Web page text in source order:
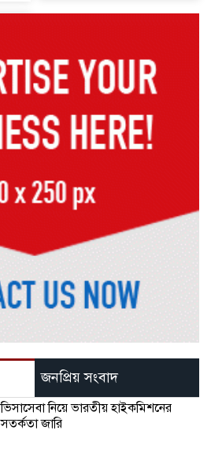
জনপ্রিয় সংবাদ
ভিসাসেবা নিয়ে ভারতীয় হাইকমিশনের
সতর্কতা জারি